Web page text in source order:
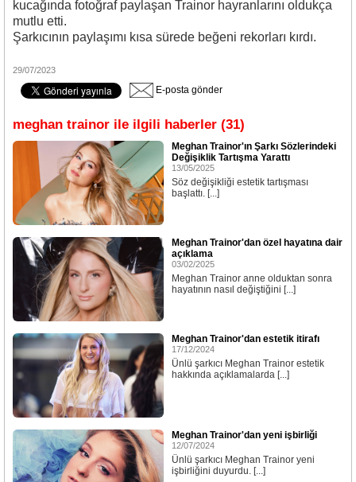
kucağında fotoğraf paylaşan Trainor hayranlarını oldukça
mutlu etti.
Şarkıcının paylaşımı kısa sürede beğeni rekorları kırdı.
29/07/2023
E-posta gönder
meghan trainor ile ilgili haberler (31)
Meghan Trainor'ın Şarkı Sözlerindeki
Değişiklik Tartışma Yarattı
13/05/2025
Söz değişikliği estetik tartışması
başlattı. [...]
Meghan Trainor'dan özel hayatına dair
açıklama
03/02/2025
Meghan Trainor anne olduktan sonra
hayatının nasıl değiştiğini [...]
Meghan Trainor'dan estetik itirafı
17/12/2024
Ünlü şarkıcı Meghan Trainor estetik
hakkında açıklamalarda [...]
Meghan Trainor'dan yeni işbirliği
12/07/2024
Ünlü şarkıcı Meghan Trainor yeni
işbirliğini duyurdu. [...]